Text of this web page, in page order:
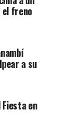
el freno
a su
en